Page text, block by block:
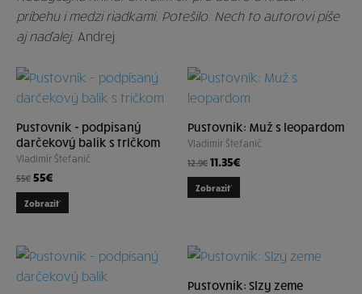
príbehu i medzi riadkami. Potešilo. Nech to autorovi píše
aj naďalej. Andrej
Pustovník - podpísaný
darčekový balík s tričkom
Vladimír Štefanič
55€ 55€
Zobraziť
Pustovník: Muž s leopardom
Vladimír Štefanič
12.9€ 11.35€
Zobraziť
Pustovník: Slzy zeme